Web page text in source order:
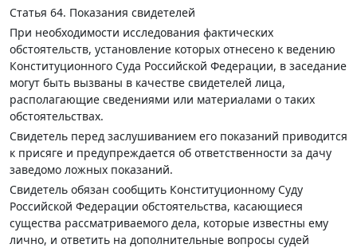
Статья 64. Показания свидетелей
При необходимости исследования фактических
обстоятельств, установление которых отнесено к ведению
Конституционного Суда Российской Федерации, в заседание
могут быть вызваны в качестве свидетелей лица,
располагающие сведениями или материалами о таких
обстоятельствах.
Свидетель перед заслушиванием его показаний приводится
к присяге и предупреждается об ответственности за дачу
заведомо ложных показаний.
Свидетель обязан сообщить Конституционному Суду
Российской Федерации обстоятельства, касающиеся
существа рассматриваемого дела, которые известны ему
лично, и ответить на дополнительные вопросы судей